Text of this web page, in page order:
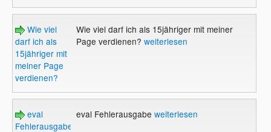
Wie viel
darf ich als
15jähriger mit
meiner Page
verdienen?
Wie viel darf ich als 15jähriger mit meiner
Page verdienen? weiterlesen
eval
Fehlerausgabe
eval Fehlerausgabe weiterlesen